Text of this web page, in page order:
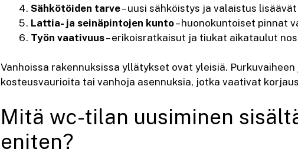
Sähkötöiden tarve– uusi sähköistys ja valaistus
Lattia- ja seinäpintojen kunto– huonokuntoiset pinnat
Työn vaativuus– erikoisratkaisut ja tiukat aikataulut
Vanhoissa rakennuksissa yllätykset ovat yleisiä.
kosteusvaurioita tai vanhoja asennuksia, jotka vaativat
Mitä wc-tilan uusiminen
eniten?